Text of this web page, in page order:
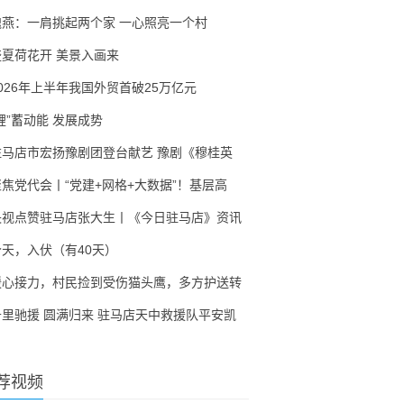
：一肩挑起两个家 一心照亮一个村
荷花开 美景入画来
年上半年我国外贸首破25万亿元
”蓄动能 发展成势
店市宏扬豫剧团登台献艺 豫剧《穆桂英
党代会丨“党建+网格+大数据”！基层高
点赞驻马店张大生丨《今日驻马店》资讯
，入伏（有40天）
接力，村民捡到受伤猫头鹰，多方护送转
驰援 圆满归来 驻马店天中救援队平安凯
视频